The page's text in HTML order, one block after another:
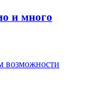
и много